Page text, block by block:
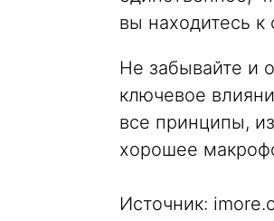
вы находитесь
Не забывайте и
ключевое
все принципы,
хорошее
Источник: